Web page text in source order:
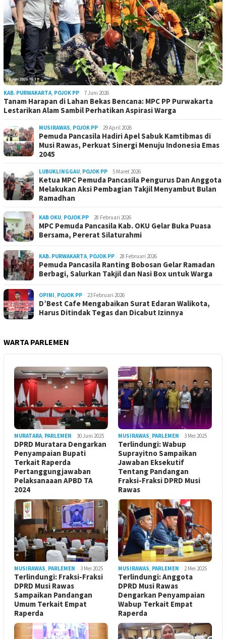
KAB. PURWAKARTA POJOK PP 7 Juni 2026
Tanam Harapan di Lahan Bekas Bencana: MPC PP Purwakarta
Lestarikan Alam Sambil Perhatikan Aspirasi Warga
MUSIRAWAS POJOK PP 29 April 2026
Pemuda Pancasila Hadiri Apel Sabuk Kamtibmas di
Musi Rawas, Perkuat Sinergi Menuju Indonesia Emas
2045
LUBUKLINGGAU POJOK PP 5 Maret 2026
Ketua MPC Pemuda Pancasila Pengurus Dan Anggota
Melakukan Aksi Pembagian Takjil Menyambut Bulan
Ramadhan
KAB OKU POJOK PP 28 Februari 2026
MPC Pemuda Pancasila Kab. OKU Gelar Buka Puasa
Bersama, Pererat Silaturahmi
KAB. PURWAKARTA POJOK PP 28 Februari 2026
Pemuda Pancasila Ranting Bobosan Gelar Ramadan
Berbagi, Salurkan Takjil dan Nasi Box untuk Warga
OPINI POJOK PP 23 Februari 2026
D’Best Cafe Mengabaikan Surat Edaran Walikota,
Harus Ditindak Tegas dan Dicabut Izinnya
WARTA PARLEMEN
MURATARA PARLEMEN 30 Juni 2025
DPRD Muratara Dengarkan
Penyampaian Bupati
Terkait Raperda
Pertanggungjawaban
Pelaksanaaan APBD TA
2024
MUSIRAWAS PARLEMEN 3 Mei 2025
Terlindungi: Wabup
Suprayitno Sampaikan
Jawaban Eksekutif
Tentang Pandangan
Fraksi-Fraksi DPRD Musi
Rawas
MUSIRAWAS PARLEMEN 3 Mei 2025
Terlindungi: Fraksi-Fraksi
DPRD Musi Rawas
Sampaikan Pandangan
Umum Terkait Empat
Raperda
MUSIRAWAS PARLEMEN 2 Mei 2025
Terlindungi: Anggota
DPRD Musi Rawas
Dengarkan Penyampaian
Wabup Terkait Empat
Raperda